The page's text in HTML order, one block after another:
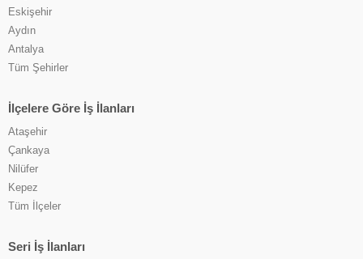
Eskişehir
Aydın
Antalya
Tüm Şehirler
İlçelere Göre İş İlanları
Ataşehir
Çankaya
Nilüfer
Kepez
Tüm İlçeler
Seri İş İlanları